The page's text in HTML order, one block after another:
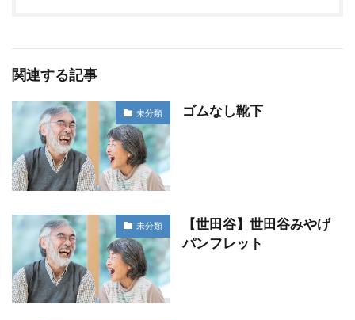
関連する記事
未分類 ゴムなし靴下
未分類
【世田谷】世田谷みやげ
パンフレット